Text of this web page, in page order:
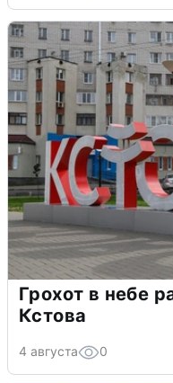
Грохот в небе
Кстова
4 августа 0